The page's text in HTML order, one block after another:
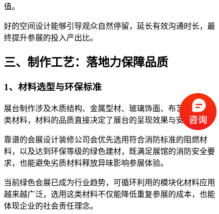
值。
好的空间设计能够引导观众自然停留，延长有效沟通时长，最
终提升参展的投入产出比。
三、制作工艺：落地力保障品质
1、材料选型与环保标准
展台制作涉及木质结构、金属型材、玻璃饰面、布艺软装等多
类材料，材料的品质直接决定了展台的呈现效果与安全性。
靠谱的会展设计装修公司会优先选用符合消防标准的阻燃材
料，以及达到环保等级的绿色建材，既满足展馆的消防安全要
求，也能避免劣质材料释放异味影响参展体验。
当前绿色会展已成为行业趋势，可循环利用的模块化材料应用
越来越广泛，选用这类材料不仅能降低重复参展的成本，也能
体现企业的社会责任理念。